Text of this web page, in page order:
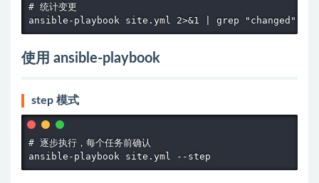
# 统计变更
ansible-playbook site.yml 2>&1 | grep "changed" |
使用 ansible-playbook
step 模式
# 逐步执行，每个任务前确认
ansible-playbook site.yml --step